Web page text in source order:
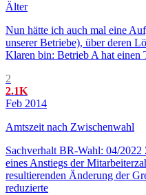
Älter
Nun hätte ich auch mal eine
unserer Betriebe), über deren
Klaren bin: Betrieb A hat einen
2
2.1K
Feb 2014
Amtszeit nach Zwischenwahl
Sachverhalt BR-Wahl: 04/
eines Anstiegs der
resultierenden Änderung der
reduzierte